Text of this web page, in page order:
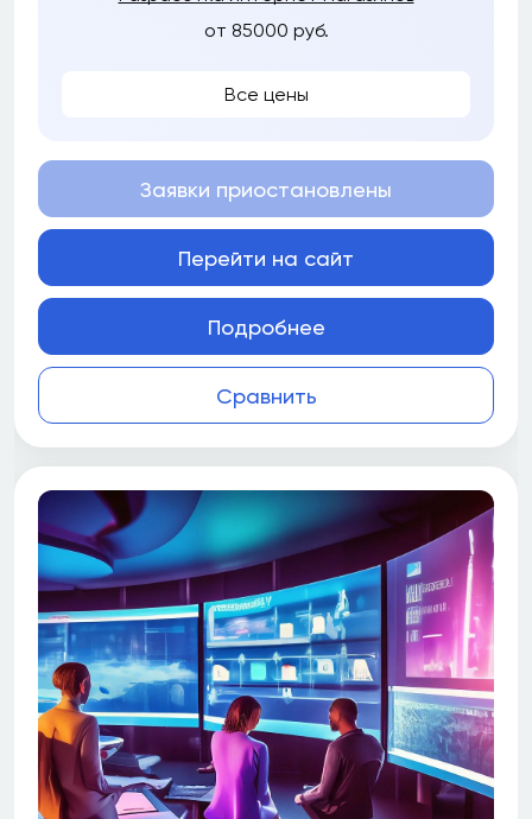
от 85000 руб.
Все цены
Сравнить
Заявки приостановлены
Перейти на сайт
Подробнее